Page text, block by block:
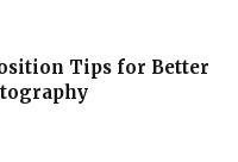
Tips for Better